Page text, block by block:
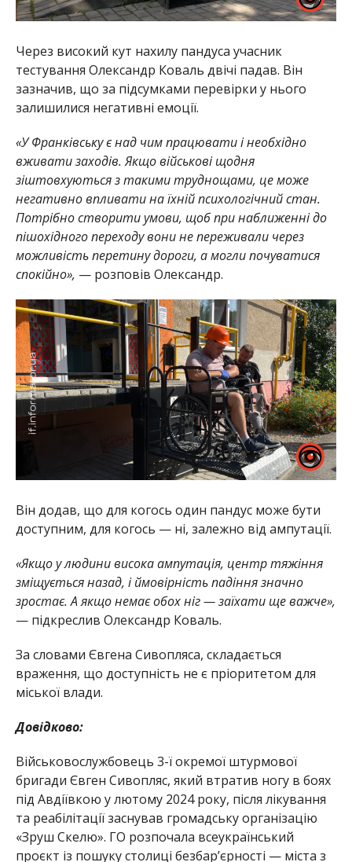
Через високий кут нахилу пандуса учасник
тестування Олександр Коваль двічі падав. Він
зазначив, що за підсумками перевірки у нього
залишилися негативні емоції.
«У Франківську є над чим працювати і необхідно
вживати заходів. Якщо військові щодня
зіштовхуються з такими труднощами, це може
негативно впливати на їхній психологічний стан.
Потрібно створити умови, щоб при наближенні до
пішохідного переходу вони не переживали через
можливість перетину дороги, а могли почуватися
спокійно», — розповів Олександр.
Він додав, що для когось один пандус може бути
доступним, для когось — ні, залежно від ампутації.
«Якщо у людини висока ампутація, центр тяжіння
зміщується назад, і ймовірність падіння значно
зростає. А якщо немає обох ніг — заїхати ще важче»,
— підкреслив Олександр Коваль.
За словами Євгена Сивопляса, складається
враження, що доступність не є пріоритетом для
міської влади.
Довідково:
Військовослужбовець 3-ї окремої штурмової
бригади Євген Сивопляс, який втратив ногу в боях
під Авдіївкою у лютому 2024 року, після лікування
та реабілітації заснував громадську організацію
«Зруш Скелю». ГО розпочала всеукраїнський
проєкт із пошуку столиці безбар’єрності — міста з